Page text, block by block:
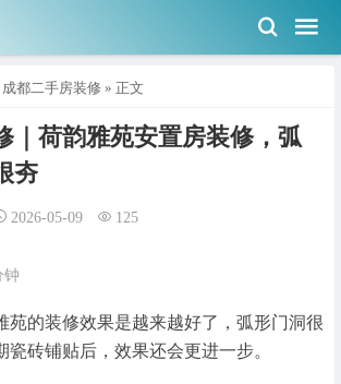
成都二手房装修 » 正文
｜荷韵雅苑安置房装修，弧
夯
2026-05-09 125
钟
苑的装修效果是越来越好了，弧形门洞很
瓷砖铺贴后，效果还会更进一步。